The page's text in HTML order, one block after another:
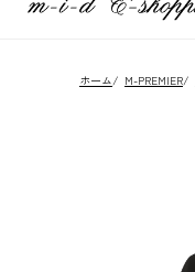
ホーム/ M-PREMIER/